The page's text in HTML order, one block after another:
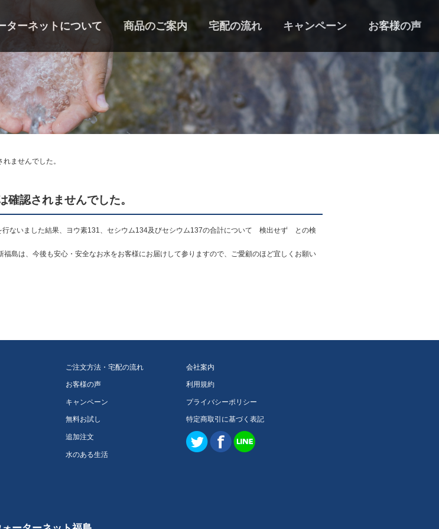
ターネットについて 商品のご案内 宅配の流れ キャンペーン お客様の声
ませんでした。
認されませんでした。
行ないました結果、ヨウ素131、セシウム134及びセシウム137の合計について 検出せず との検
島は、今後も安心・安全なお水をお客様にお届けして参りますので、ご愛顧のほど宜しくお願い
ご注文方法・宅配の流れ
お客様の声
キャンペーン
無料お試し
追加注文
水のある生活
会社案内
利用規約
プライバシーポリシー
特定商取引に基づく表記